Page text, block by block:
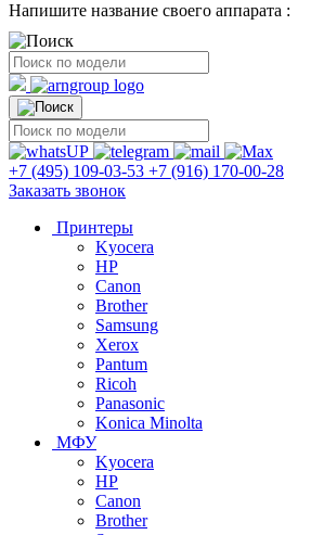
Напишите название своего аппарата :
+7 (495) 109-03-53 +7 (916) 170-00-28
Заказать звонок
Принтеры
Kyocera
HP
Canon
Brother
Samsung
Xerox
Pantum
Ricoh
Panasonic
Konica Minolta
МФУ
Kyocera
HP
Canon
Brother